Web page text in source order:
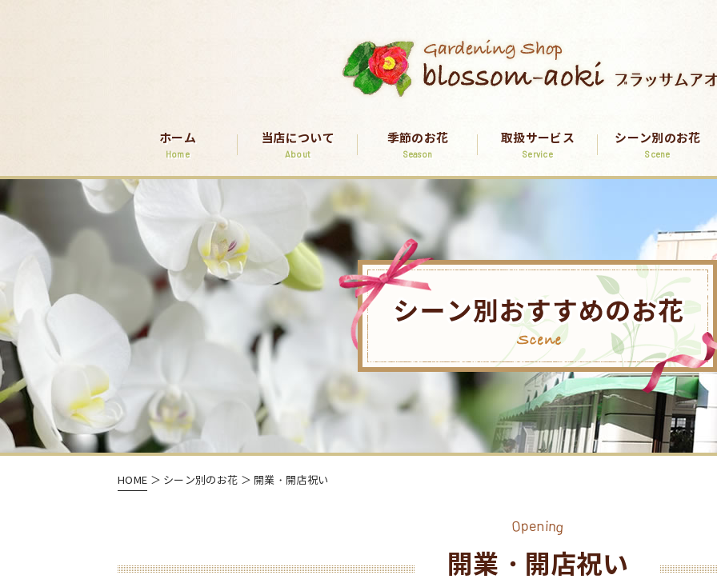
ホーム
Home
当店について
About
季節のお花
Season
取扱サービス
Service
シーン別のお花
Scene
HOME ＞ シーン別のお花 ＞ 開業・開店祝い
Opening
開業・開店祝い